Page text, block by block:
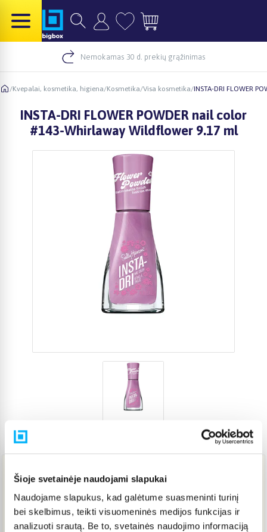
Šioje svetainėje naudojami slapukai
Naudojame slapukus, kad galėtume suasmeninti turinį
bei skelbimus, teikti visuomeninės medijos funkcijas ir
analizuoti srautą. Be to, svetainės naudojimo informaciją
Nemokamas 30 d. prekių grąžinimas
/Kvepalai, kosmetika, higiena/Kosmetika/Visa kosmetika/INSTA-DRI FLOWER
INSTA-DRI FLOWER POWDER nail color
#143-Whirlaway Wildflower 9.17 ml
Prekės kodas 5563161
9,44 €
Į KREPŠELĮ